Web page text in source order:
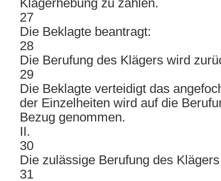
Klagerhebung zu zahlen.
27
Die Beklagte beantragt:
28
Die Berufung des Klägers wird
29
Die Beklagte verteidigt das
der Einzelheiten wird auf die
Bezug genommen.
II.
30
Die zulässige Berufung des
31